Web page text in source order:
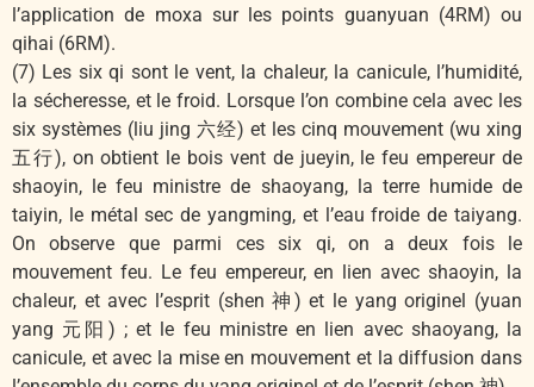
l’application de moxa sur les points guanyuan (4RM) ou
qihai (6RM).
(7) Les six qi sont le vent, la chaleur, la canicule, l’humidité,
la sécheresse, et le froid. Lorsque l’on combine cela avec les
six systèmes (liu jing 六经) et les cinq mouvement (wu xing
五行), on obtient le bois vent de jueyin, le feu empereur de
shaoyin, le feu ministre de shaoyang, la terre humide de
taiyin, le métal sec de yangming, et l’eau froide de taiyang.
On observe que parmi ces six qi, on a deux fois le
mouvement feu. Le feu empereur, en lien avec shaoyin, la
chaleur, et avec l’esprit (shen 神) et le yang originel (yuan
yang 元阳) ; et le feu ministre en lien avec shaoyang, la
canicule, et avec la mise en mouvement et la diffusion dans